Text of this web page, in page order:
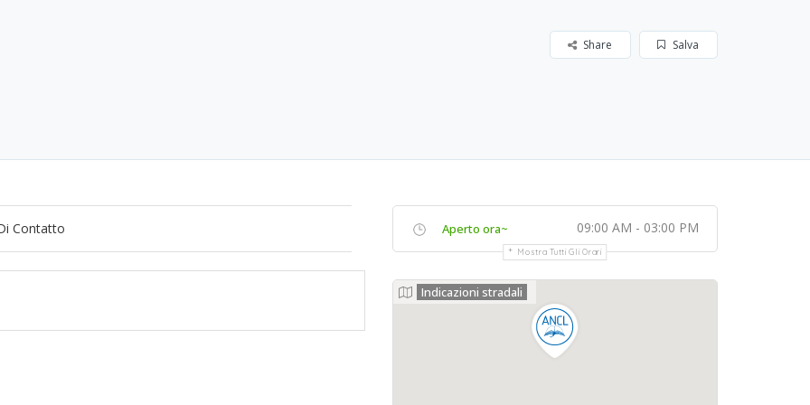
Salva
Share
Contatto Aperto ora~ 09:00 AM - 03:00 PM
Mostra Tutti Gli Orari
Indicazioni stradali